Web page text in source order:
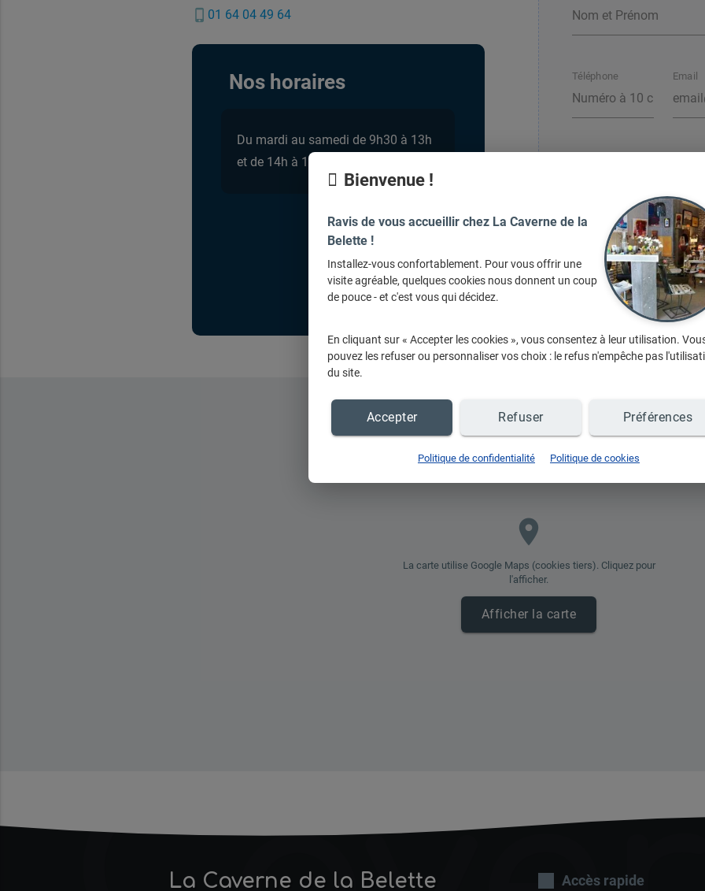
phone_iphone 01 64 04 49 64
Nos horaires
Du mardi au samedi de 9h30 à 13h
et de 14h à 19h30
Téléphone Email
place
La carte utilise Google Maps (cookies tiers). Cliquez pour
l'afficher.
Afficher la carte
La Caverne de la Belette Accès rapide
Bienvenue !
Ravis de vous accueillir chez La Caverne de la
Belette !
Installez-vous confortablement. Pour vous offrir une
visite agréable, quelques cookies nous donnent un coup
de pouce - et c'est vous qui décidez.
En cliquant sur « Accepter les cookies », vous consentez à leur utilisation.
pouvez les refuser ou personnaliser vos choix : le refus n'empêche pas
du site.
Accepter Refuser Préférences
Politique de confidentialité Politique de cookies